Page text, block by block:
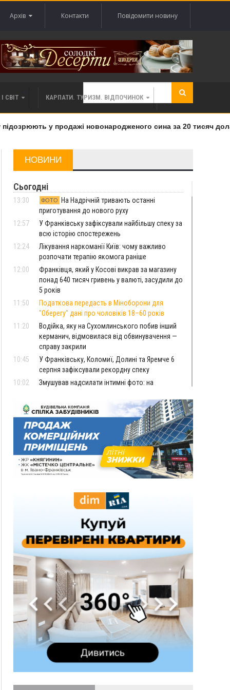
Архів Контакти Повідомити новину
СВІТ КАРПАТИ. ТУРИЗМ. ВІДПОЧИНОК
у продажі новонародженого сина за 20 тисяч доларів
НОВИНИ
Сьогодні
13:30 ФОТО
На Надрічній тривають останні
приготування до нового руху
12:57
У Франківську зафіксували найбільшу спеку за
всю історію спостережень
12:24
Лікування наркоманії Київ: чому важливо
розпочати терапію якомога раніше
12:00
Франківця, який у Косові викрав за магазину
понад 640 тисяч гривень у валюті, засудили до
5 років
11:50
Податкова передасть в Міноборони для
"Оберегу" дані про чоловіків 18–60 років
11:20
Водійка, яку на Сухомлинського побив інший
керманич, відмовилася від обвинувачення —
справу закрили
10:45
У Франківську, Коломиї, Долині та Яремче 6
серпня зафіксували рекордну спеку
10:02
Змушував надсилати інтимні фото: на
09:22
АМКУ розпочав справу проти Гвіздецької
селищної ради через різні ставки земельного
податку
08:54
Синоптики попереджають про значний дощ на
Прикарпатті до кінця п'ятниці
08:45
Нафтогазову площу на межі Прикарпаття та
У Польщі невідомі скоїли наругу над
могилою УПА
17:45
Сили оборони уразила Ярославський НПЗ та
кораблі берегової охорони фсб у Керчі
17:17
ВІДЕО Скарби Музею писанкового розпису
побачать далеко за межами Коломиї
16:42
Поблизу Франківська п'яний на Chevrolet
втікав від поліції
16:27
На Прикарпатті триває декларування
вогнепальної зброї: уже зареєстровано 282
одиниці
Понад 9 тис. прикарпатських вступників
отримали рекомендації до зарахування на
бакалаврат у ВНЗ
15:28
Кілька вулиць у Долині тимчасово залишаться